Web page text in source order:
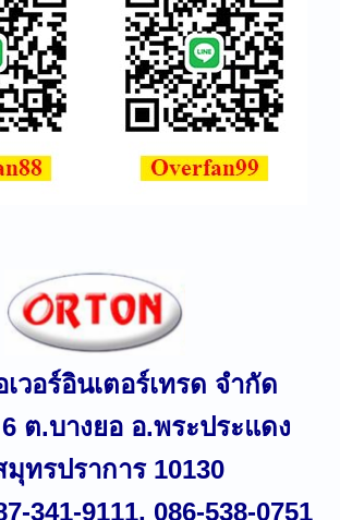
วอร์อินเตอร์เทรด จำกัด
6 ต.บางยอ อ.พระประแดง
มุทรปราการ 10130
341-9111, 086-538-0751